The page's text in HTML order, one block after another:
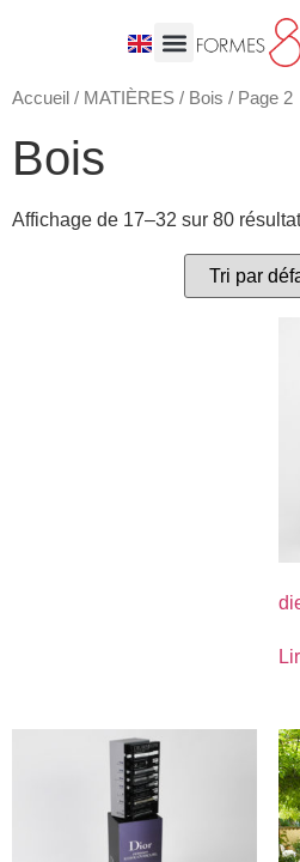
Accueil / MATIÈRES / Bois / Page 2
Bois
Affichage de 17–32 sur 80